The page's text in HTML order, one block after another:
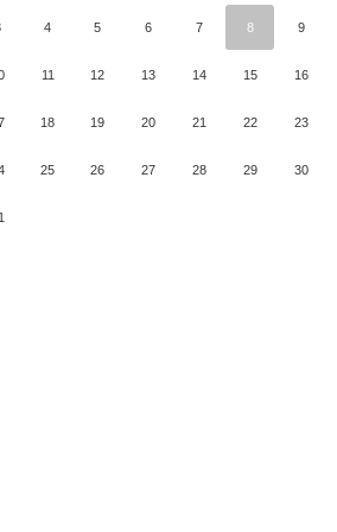
4 5 6 7 8 9
11 12 13 14 15 16
18 19 20 21 22 23
25 26 27 28 29 30